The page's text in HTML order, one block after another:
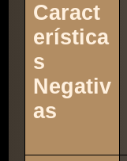
Caract
erística
s
Negativ
as